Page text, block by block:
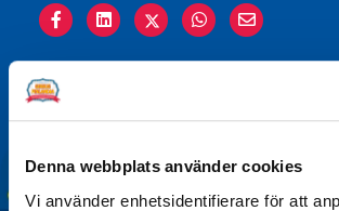
Denna webbplats använder cookies
Vi använder enhetsidentifierare för att
Share
on
Facebook
Share
on
LinkedIn
Share
on
Twitter
Share
on
WhatsApp
Email